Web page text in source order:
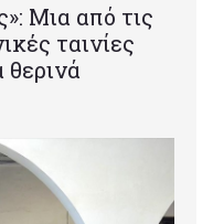
Mια από τις
ταινίες